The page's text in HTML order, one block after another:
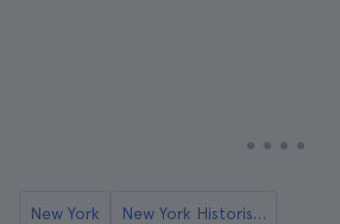
New York New York Historische Touren